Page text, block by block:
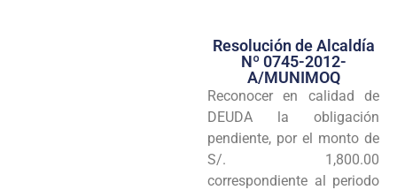
Transparencia
Seguridad
Programas
Resolución de Alcaldía
Nº 0745-2012-
A/MUNIMOQ
Reconocer en calidad de
DEUDA la obligación
pendiente, por el monto de
S/. 1,800.00
correspondiente al periodo